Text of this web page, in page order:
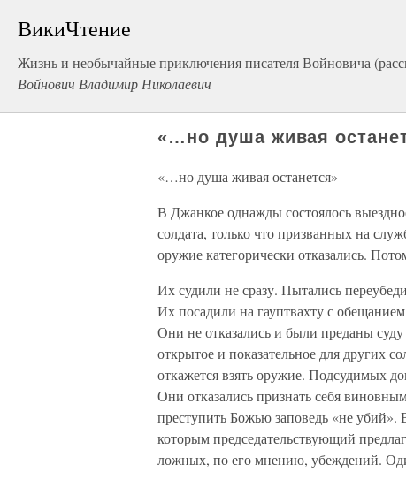
ВикиЧтение
Жизнь и необычайные приключения писателя Войновича
Войнович Владимир Николаевич
«…но душа живая
«…но душа живая останется»
В Джанкое однажды состоялось
солдата, только что призванных на
оружие категорически отказались.
Их судили не сразу. Пытались
Их посадили на гауптвахту с
Они не отказались и были преданы
открытое и показательное для других
откажется взять оружие. Подсудимых
Они отказались признать себя
преступить Божью заповедь «не убий».
которым председательствующий
ложных, по его мнению, убеждений.